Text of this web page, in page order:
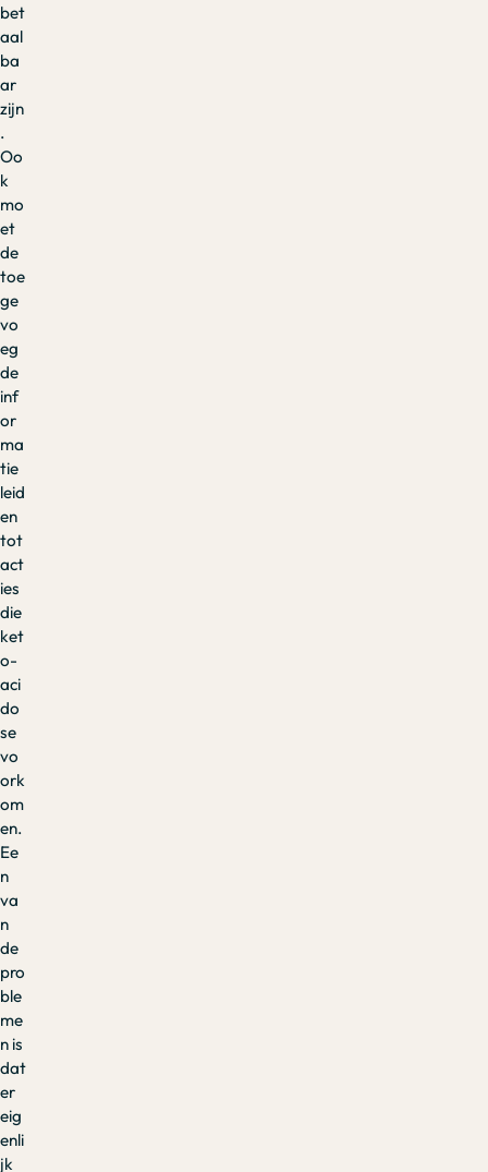
bet
aal
ba
ar
zijn
.
Oo
k
mo
et
de
toe
ge
vo
eg
de
inf
or
ma
tie
leid
en
tot
act
ies
die
ket
o-
aci
do
se
vo
ork
om
en.
Ee
n
va
n
de
pro
ble
me
n is
dat
er
eig
enli
jk